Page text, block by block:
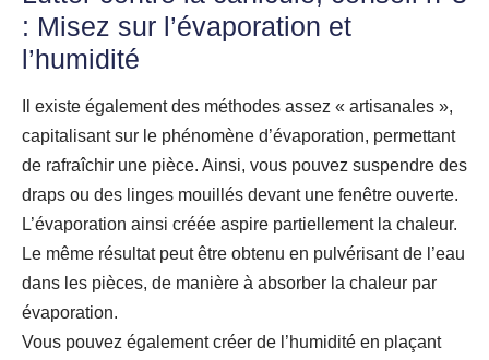
: Misez sur l’évaporation et
l’humidité
Il existe également des méthodes assez « artisanales »,
capitalisant sur le phénomène d’évaporation, permettant
de rafraîchir une pièce. Ainsi, vous pouvez suspendre des
draps ou des linges mouillés devant une fenêtre ouverte.
L’évaporation ainsi créée aspire partiellement la chaleur.
Le même résultat peut être obtenu en pulvérisant de l’eau
dans les pièces, de manière à absorber la chaleur par
évaporation.
Vous pouvez également créer de l’humidité en plaçant